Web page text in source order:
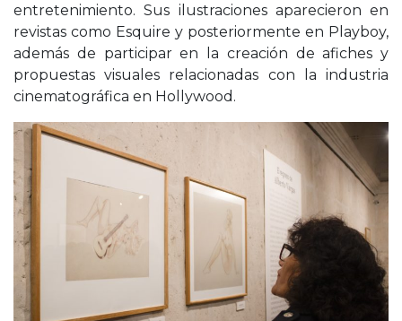
entretenimiento. Sus ilustraciones aparecieron en
revistas como Esquire y posteriormente en Playboy,
además de participar en la creación de afiches y
propuestas visuales relacionadas con la industria
cinematográfica en Hollywood.